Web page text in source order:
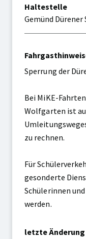
Haltestelle
Entfallende
Gemünd Dürener
Sperrung der
Bei MiKE-
Wolfgarten ist
zu rechnen.
Für
gesonderte
Schülerinnen
werden.
letzte Änderung